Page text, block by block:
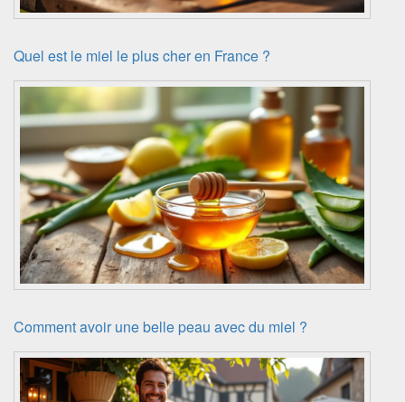
Quel est le miel le plus cher en France ?
Comment avoir une belle peau avec du miel ?